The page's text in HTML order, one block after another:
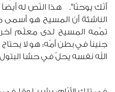
أنّك يوحنّا". هذا النّص له
الناشئة أن المسيح هو أسمى
تمّمه المسيح لدى معلّم
جنيناً في بطن أمّه: هو لا
الله نفسه يحلّ في حشا